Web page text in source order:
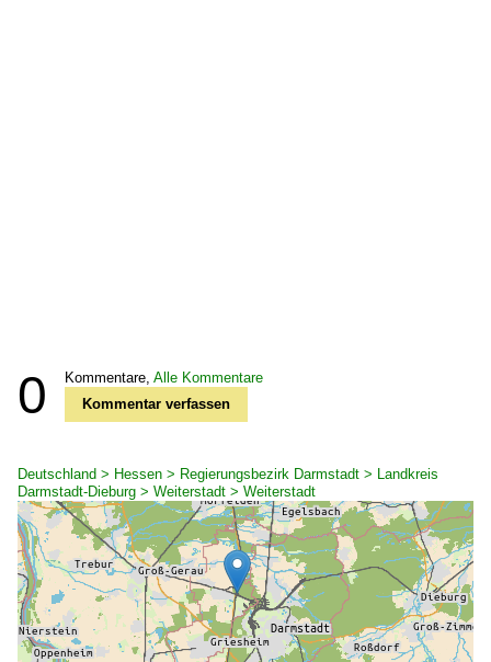
0 Kommentare, Alle Kommentare
Kommentar verfassen
Deutschland > Hessen > Regierungsbezirk Darmstadt > Landkreis
Darmstadt-Dieburg > Weiterstadt > Weiterstadt